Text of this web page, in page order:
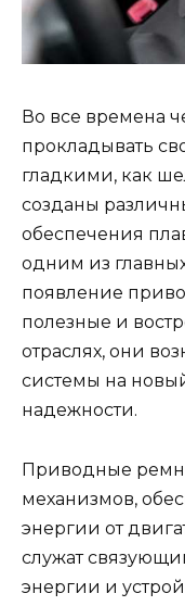
Во все времена
прокладывать
гладкими, как
созданы
обеспечения
одним из
появление
полезные и
отраслях, они
системы на
надежности.
Приводные
механизмов,
энергии от
служат
энергии и